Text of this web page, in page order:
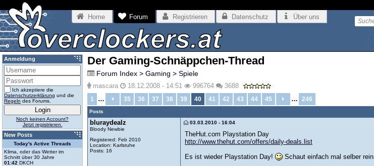
Home Forum Registrieren Datenschutz Über uns
Der Gaming-Schnäppchen-Thread
Forum Index > Gaming > Spiele
mascara 18.12.2008 - 14:51 996764 3688
1 … 35 36 37 38 39 40 41 42 43 44 45 … 246
Posts
bluraydealz
Bloody Newbie
Registered: Feb 2010
Location: Karlsruhe
Posts: 16
03.03.2010 - 16:04
TheHut.com Playstation Day
http://www.thehut.com/offers/daily-deals.list
Es ist wieder Playstation Day!
Schaut einfach mal selber rein.
Anmeldung
Ich akzeptiere die
Datenschutzerklärung und die
Regeln des Forums.
Noch keinen Account?
Jetzt registrieren.
New Posts
Today's Active Threads
Klima, oder das Wetter im
Schnitt über 30 Jahre
01:42 DKCH